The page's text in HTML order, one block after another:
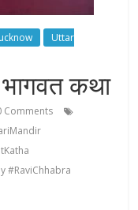
Uttar
भागवत कथा
Comments
#RaviChhabra